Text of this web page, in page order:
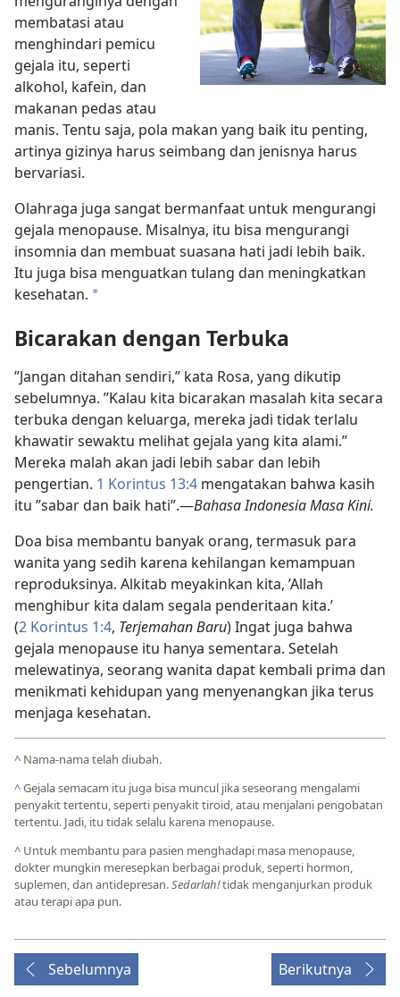
membatasi atau
menghindari pemicu
gejala itu, seperti
alkohol, kafein, dan
makanan pedas atau
manis. Tentu saja, pola makan yang baik itu penting,
artinya gizinya harus seimbang dan jenisnya harus
bervariasi.
Olahraga juga sangat bermanfaat untuk mengurangi
gejala menopause. Misalnya, itu bisa mengurangi
insomnia dan membuat suasana hati jadi lebih baik.
Itu juga bisa menguatkan tulang dan meningkatkan
kesehatan. *
Bicarakan dengan Terbuka
”Jangan ditahan sendiri,” kata Rosa, yang dikutip
sebelumnya. ”Kalau kita bicarakan masalah kita secara
terbuka dengan keluarga, mereka jadi tidak terlalu
khawatir sewaktu melihat gejala yang kita alami.”
Mereka malah akan jadi lebih sabar dan lebih
pengertian. 1 Korintus 13:4 mengatakan bahwa kasih
itu ”sabar dan baik hati”.—Bahasa Indonesia Masa Kini.
Doa bisa membantu banyak orang, termasuk para
wanita yang sedih karena kehilangan kemampuan
reproduksinya. Alkitab meyakinkan kita, ’Allah
menghibur kita dalam segala penderitaan kita.’
(2 Korintus 1:4, Terjemahan Baru) Ingat juga bahwa
gejala menopause itu hanya sementara. Setelah
melewatinya, seorang wanita dapat kembali prima dan
menikmati kehidupan yang menyenangkan jika terus
menjaga kesehatan.
^ Nama-nama telah diubah.
^Gejala semacam itu juga bisa muncul jika seseorang mengalami
penyakit tertentu, seperti penyakit tiroid, atau menjalani pengobatan
tertentu. Jadi, itu tidak selalu karena menopause.
^ Untuk membantu para pasien menghadapi masa menopause,
dokter mungkin meresepkan berbagai produk, seperti hormon,
suplemen, dan antidepresan.Sedarlah!tidak menganjurkan produk
atau terapi apa pun.
Sebelumnya Berikutnya